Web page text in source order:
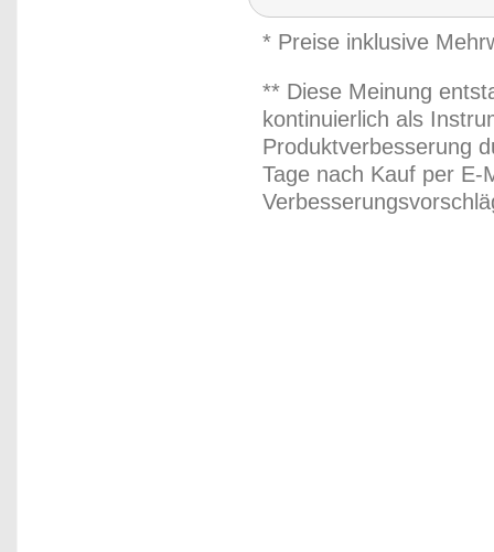
* Preise inklusive
** Diese Meinung
kontinuierlich als
Produktverbesserung
Tage nach Kauf per E-